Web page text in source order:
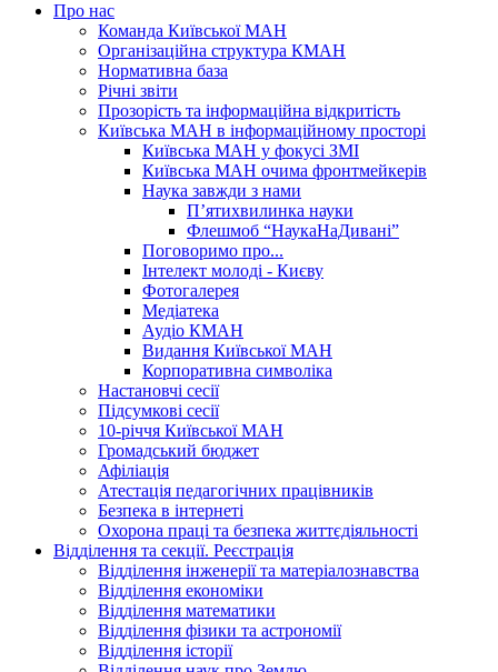
Про нас
Команда Київської МАН
Організаційна структура КМАН
Нормативна база
Річні звіти
Прозорість та інформаційна відкритість
Київська МАН в інформаційному просторі
Київська МАН у фокусі ЗМІ
Київська МАН очима фронтмейкерів
Наука завжди з нами
П’ятихвилинка науки
Флешмоб “НаукаНаДивані”
Поговоримо про...
Інтелект молоді - Києву
Фотогалерея
Медіатека
Аудіо КМАН
Видання Київської МАН
Корпоративна символіка
Настановчі сесії
Підсумкові сесії
10-річчя Київської МАН
Громадський бюджет
Афіліація
Атестація педагогічних працівників
Безпека в інтернеті
Охорона праці та безпека життєдіяльності
Відділення та секції. Реєстрація
Відділення інженерії та матеріалознавства
Відділення економіки
Відділення математики
Відділення фізики та астрономії
Відділення історії